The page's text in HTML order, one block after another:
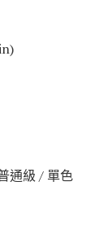
通級 / 單色